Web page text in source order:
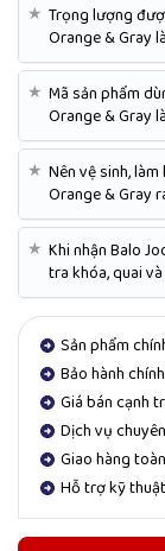
★ Trọng lượng
Orange & Gray
★ Mã sản phẩm
Orange & Gray
★ Nên vệ sinh,
Orange & Gray
★ Khi nhận Balo
tra khóa, quai
Sản phẩm
Bảo hành
Giá bán cạnh
Dịch vụ
Giao hàng
Hỗ trợ kỹ